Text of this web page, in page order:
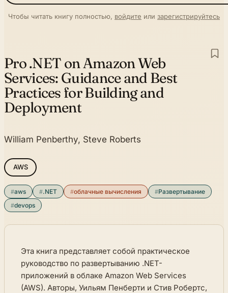
Чтобы читать книгу полностью, войдите или зарегистрируйтесь
Pro .NET on Amazon Web
Services: Guidance and Best
Practices for Building and
Deployment
William Penberthy, Steve Roberts
AWS
#aws #.NET #облачные вычисления #Развертывание
#devops
Эта книга представляет собой практическое
руководство по развертыванию .NET-
приложений в облаке Amazon Web Services
(AWS). Авторы, Уильям Пенберти и Стив Робертс,